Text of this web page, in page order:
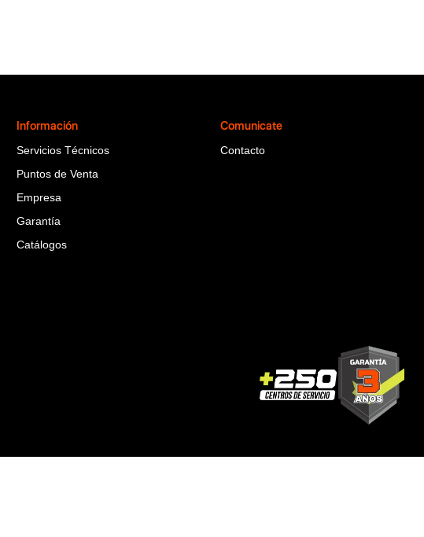
Información
Servicios Técnicos
Puntos de Venta
Empresa
Garantía
Catálogos
Comunicate
Contacto